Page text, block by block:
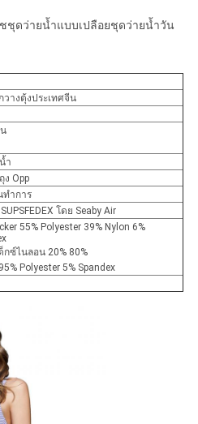
ดว่ายน้ำแบบเปลือยชุดว่ายน้ำวัน
างตุ้งประเทศจีน
ำ
ง Opp
ทำการ
โดย Seaby Air
55% Polyester 39% Nylon 6%
กซ์ไนลอน 20% 80%
Polyester 5% Spandex